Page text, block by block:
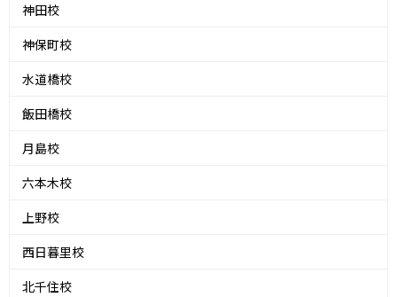
神田校
神保町校
水道橋校
飯田橋校
月島校
六本木校
上野校
西日暮里校
北千住校